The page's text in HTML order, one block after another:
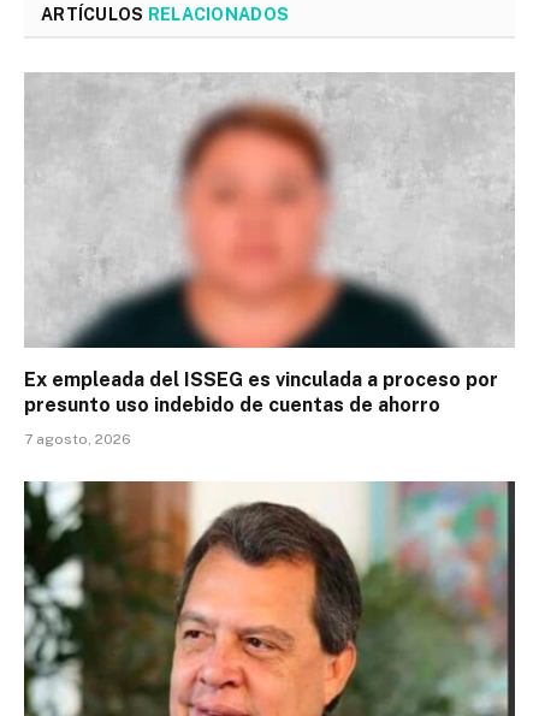
ARTÍCULOS RELACIONADOS
Ex empleada del ISSEG es vinculada a proceso por
presunto uso indebido de cuentas de ahorro
7 agosto, 2026